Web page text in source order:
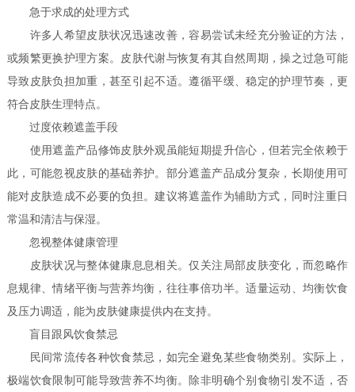
急于求成的处理方式
许多人希望皮肤状况迅速改善，容易尝试未经充分验证的方法，
或频繁更换护理方案。皮肤代谢与恢复有其自然周期，操之过急可能
导致皮肤负担加重，甚至引起不适。遵循平缓、稳定的护理节奏，更
符合皮肤生理特点。
过度依赖遮盖手段
使用遮盖产品修饰皮肤外观虽能短期提升信心，但若完全依赖于
此，可能忽视皮肤的基础养护。部分遮盖产品成分复杂，长期使用可
能对皮肤造成不必要的负担。建议将遮盖作为辅助方式，同时注重日
常温和清洁与保湿。
忽视整体健康管理
皮肤状况与整体健康息息相关。仅关注局部皮肤变化，而忽略作
息规律、情绪平衡与营养均衡，往往事倍功半。适量运动、均衡饮食
及压力调适，能为皮肤健康提供内在支持。
盲目跟风饮食禁忌
民间常流传各种饮食禁忌，如完全避免某些食物类别。实际上，
极端饮食限制可能导致营养不均衡。除非明确个别食物引发不适，否